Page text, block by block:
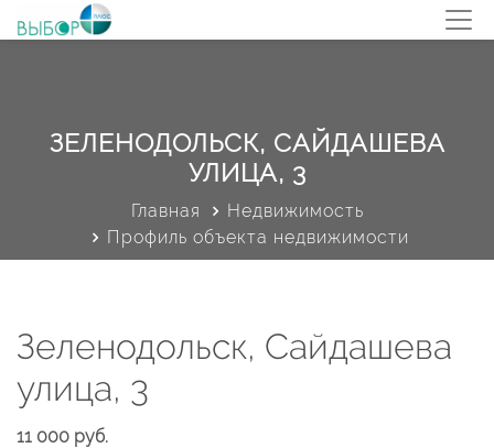
ЗЕЛЕНОДОЛЬСК, САЙДАШЕВА
УЛИЦА, 3
Главная
Недвижимость
Профиль объекта недвижимости
Зеленодольск, Сайдашева
улица, 3
11 000 руб.